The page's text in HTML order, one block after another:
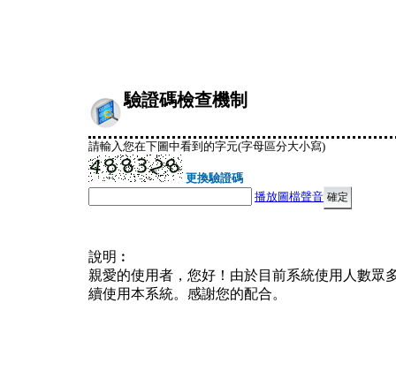
驗證碼檢查機制
請輸入您在下圖中看到的字元(字母區分大小寫)
更換驗證碼
播放圖檔聲音
說明︰
親愛的使用者，您好！由於目前系統使用人數眾
續使用本系統。感謝您的配合。